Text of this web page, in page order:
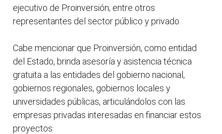
ejecutivo de Proinversión; entre otros
representantes del sector público y privado.
Cabe mencionar que Proinversión, como entidad
del Estado, brinda asesoría y asistencia técnica
gratuita a las entidades del gobierno nacional,
gobiernos regionales, gobiernos locales y
universidades públicas, articulándolos con las
empresas privadas interesadas en financiar estos
proyectos.